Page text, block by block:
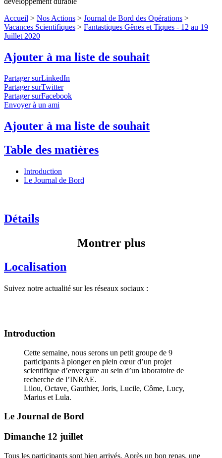
Accueil > Nos Actions > Journal de Bord des Opérations >
Vacances Scientifiques > Fantastiques Gênes et Tiques - 12 au 19
Juillet 2020
Ajouter à ma liste de souhait
Partager surLinkedIn
Partager surTwitter
Partager surFacebook
Envoyer à un ami
Ajouter à ma liste de souhait
Table des matières
Introduction
Le Journal de Bord
Détails
Montrer plus
Localisation
Suivez notre actualité sur les réseaux sociaux :
Introduction
Cette semaine, nous serons un petit groupe de 9
participants à plonger en plein cœur d’un projet
scientifique d’envergure au sein d’un laboratoire de
recherche de l’INRAE.
Lilou, Octave, Gauthier, Joris, Lucile, Côme, Lucy,
Marius et Lula.
Le Journal de Bord
Dimanche 12 juillet
Tous les participants sont bien arrivés. Après un bon repas, une